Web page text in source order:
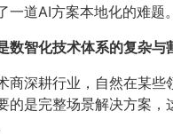
一道AI方案本地化的难题。
数智化技术体系的复杂与
商深耕行业，自然在某
的是完整场景解决方案